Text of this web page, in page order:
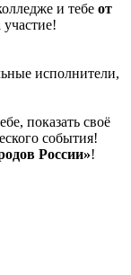
и тебе от
исполнители,
показать своё
события!
России»!